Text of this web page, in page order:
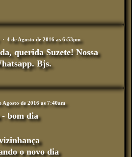
4 de Agosto de 2016 as 6:53pm
querida Suzete! Nossa
Bjs.
Agosto de 2016 as 7:40am
bom dia
o novo dia